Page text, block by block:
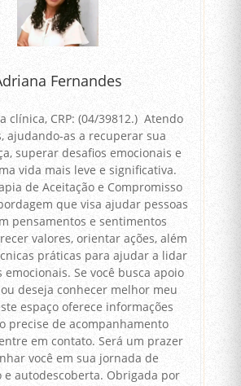
Fernandes
clínica, CRP: (04/39812.) Atendo
ajudando-as a recuperar sua
superar desafios emocionais e
vida mais leve e significativa.
de Aceitação e Compromisso
que visa ajudar pessoas
pensamentos e sentimentos
valores, orientar ações, além
práticas para ajudar a lidar
emocionais. Se você busca apoio
deseja conhecer melhor meu
espaço oferece informações
precise de acompanhamento
em contato. Será um prazer
você em sua jornada de
e autodescoberta. Obrigada por